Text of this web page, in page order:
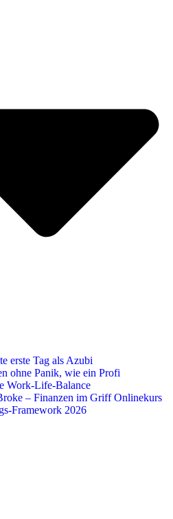
erste Tag als Azubi
ohne Panik, wie ein Profi
Work-Life-Balance
– Finanzen im Griff Onlinekurs
Framework 2026